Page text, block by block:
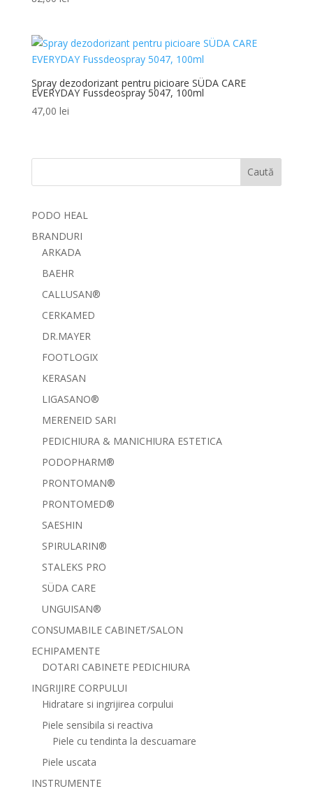
Spray dezodorizant pentru picioare SÜDA CARE
EVERYDAY Fussdeospray 5047, 100ml
47,00 lei
Caută
PODO HEAL
BRANDURI
ARKADA
BAEHR
CALLUSAN®
CERKAMED
DR.MAYER
FOOTLOGIX
KERASAN
LIGASANO®
MERENEID SARI
PEDICHIURA & MANICHIURA ESTETICA
PODOPHARM®
PRONTOMAN®
PRONTOMED®
SAESHIN
SPIRULARIN®
STALEKS PRO
SÜDA CARE
UNGUISAN®
CONSUMABILE CABINET/SALON
ECHIPAMENTE
DOTARI CABINETE PEDICHIURA
INGRIJIRE CORPULUI
Hidratare si ingrijirea corpului
Piele sensibila si reactiva
Piele cu tendinta la descuamare
Piele uscata
INSTRUMENTE